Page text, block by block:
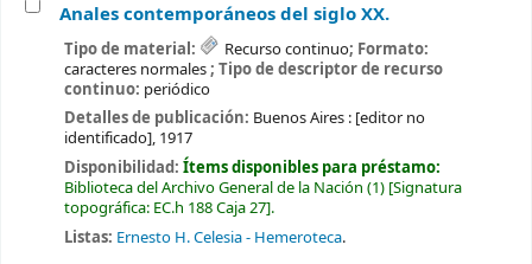
Anales contemporáneos del siglo XX.
Tipo de material: Recurso continuo; Formato:
caracteres normales; Tipo de descriptor de recurso
continuo: periódico
Detalles de publicación: Buenos Aires : [editor no
identificado], 1917
Disponibilidad: Ítems disponibles para préstamo:
Biblioteca del Archivo General de la Nación (1) Signatura
topográfica: EC.h 188 Caja 27 .
Listas: Ernesto H. Celesia - Hemeroteca.